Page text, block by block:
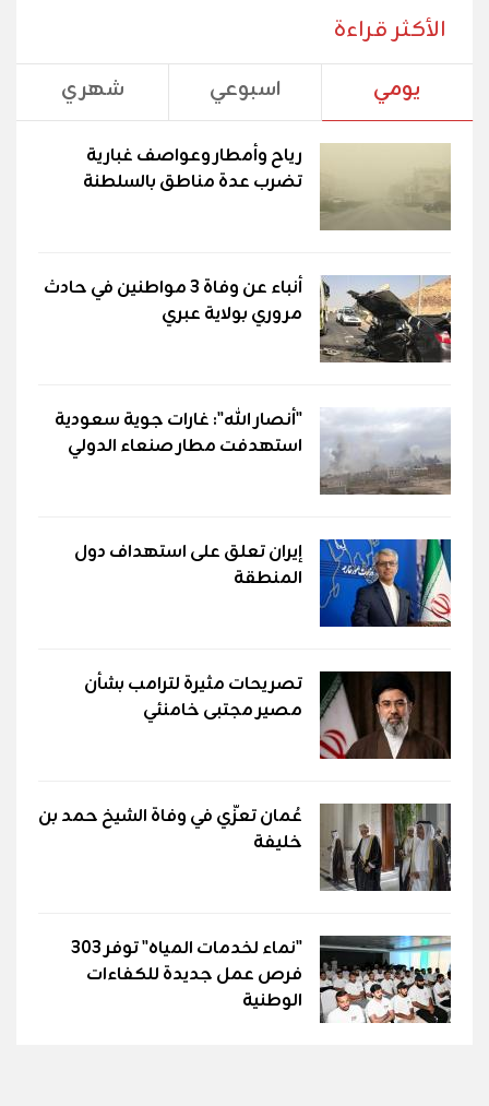
الأكثر قراءة
يومي اسبوعي شهري
رياح وأمطار وعواصف غبارية
تضرب عدة مناطق بالسلطنة
أنباء عن وفاة 3 مواطنين في حادث
مروري بولاية عبري
"أنصار الله": غارات جوية سعودية
استهدفت مطار صنعاء الدولي
إيران تعلق على استهداف دول
المنطقة
تصريحات مثيرة لترامب بشأن
مصير مجتبى خامنئي
عُمان تعزّي في وفاة الشيخ حمد بن
خليفة
"نماء لخدمات المياه" توفر 303
فرص عمل جديدة للكفاءات
الوطنية